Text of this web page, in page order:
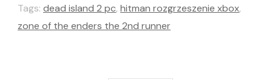
Tags: dead island 2 pc, hitman rozgrzeszenie xbox,
zone of the enders the 2nd runner